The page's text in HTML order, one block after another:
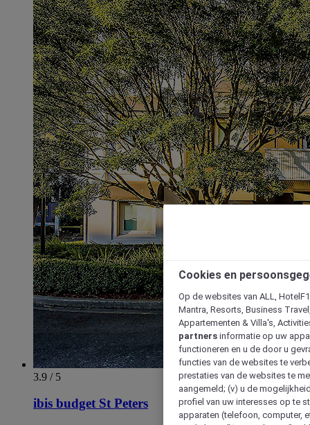
3.9 / 5
ibis budget St Peters
Cookies en
Op de websites van ALL,
Mantra, Resorts, Business
Appartementen & Villa's,
partners informatie op uw
functioneren en u de door u
functies van de websites te
prestaties van de websites te
aangemeld; (v) u de
profiel van uw interesses op te
apparaten (telefoon, computer,